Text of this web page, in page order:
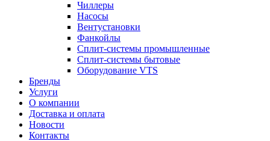
Чиллеры
Насосы
Вентустановки
Фанкойлы
Сплит-системы промышленные
Сплит-системы бытовые
Оборудование VTS
Бренды
Услуги
О компании
Доставка и оплата
Новости
Контакты